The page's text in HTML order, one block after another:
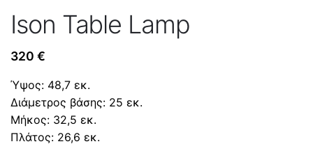
Ison Table Lamp
320 €
Ύψος: 48,7 εκ.
Διάμετρος βάσης: 25 εκ.
Μήκος: 32,5 εκ.
Πλάτος: 26,6 εκ.